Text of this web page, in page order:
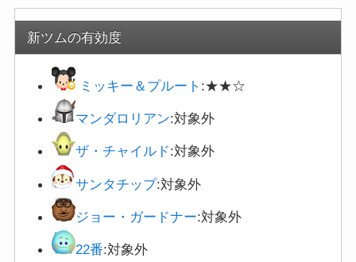
新ツムの有効度
ミッキー＆プルート :★★☆
マンダロリアン:対象外
ザ・チャイルド:対象外
サンタチップ:対象外
ジョー・ガードナー:対象外
22番:対象外